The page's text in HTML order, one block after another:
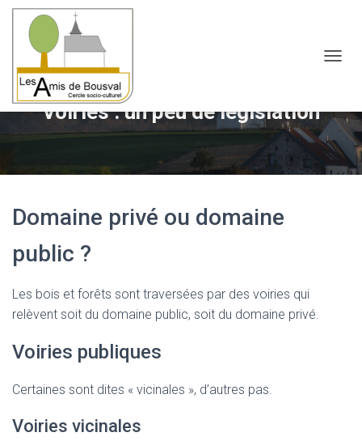
Voiries : un peu de législation
Domaine privé ou domaine
public ?
Les bois et forêts sont traversées par des voiries qui
relèvent soit du domaine public, soit du domaine privé.
Voiries publiques
Certaines sont dites « vicinales », d’autres pas.
Voiries vicinales